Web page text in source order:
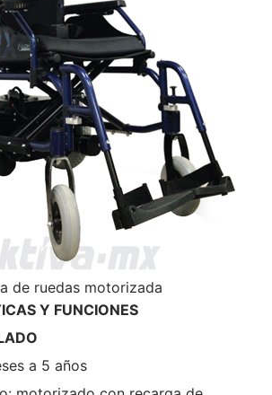
de ruedas motorizada
Y FUNCIONES
a 5 años